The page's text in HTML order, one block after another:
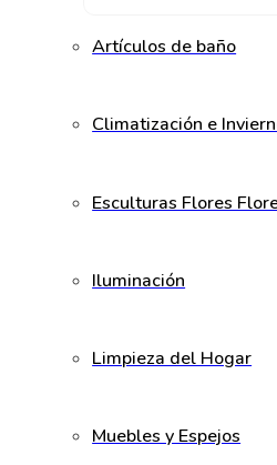
Artículos de baño
Climatización e
Esculturas Flores
Iluminación
Limpieza del Hogar
Muebles y Espejos